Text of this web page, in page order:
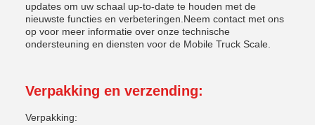
updates om uw schaal up-to-date te houden met de
nieuwste functies en verbeteringen.Neem contact met ons
op voor meer informatie over onze technische
ondersteuning en diensten voor de Mobile Truck Scale.
Verpakking en verzending:
Verpakking: